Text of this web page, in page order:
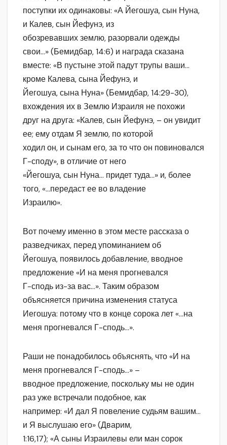
поступки их одинаковы: «А Йегошуа, сын Нуна,
и Калев, сын Йефунэ, из
обозревавших землю, разорвали одежды
свои…» (Бемидбар, 14:6) и награда сказана
вместе: «В пустыне этой падут трупы ваши…
кроме Калева, сына Йефунэ, и
Йегошуа, сына Нуна» (Бемидбар, 14:29-30),
вхождения их в Землю Израиля не похожи
друг на друга: «Калев, сын Йефунэ, – он увидит
ее; ему отдам Я землю, по которой
ходил он, и сынам его, за то что он повиновался
Г-споду», в отличие от него
«Йегошуа, сын Нуна… придет туда…» и, более
того, «…передаст ее во владение
Израилю».
Вот почему именно в этом месте рассказа о
разведчиках, перед упоминанием об
Йегошуа, появилось добавление, вводное
предложение «И на меня прогневался
Г-сподь из-за вас…». Таким образом
объясняется причина изменения статуса
Иегошуа: потому что в конце сорока лет «…на
меня прогневался Г-сподь…».
Раши не понадобилось объяснять, что «И на
меня прогневался Г-сподь…» –
вводное предложение, поскольку мы не один
раз уже встречали подобное, как
например: «И дал Я повеление судьям вашим…
и Я выслушаю его» (Дварим,
1:16,17); «А сыны Израилевы ели ман сорок